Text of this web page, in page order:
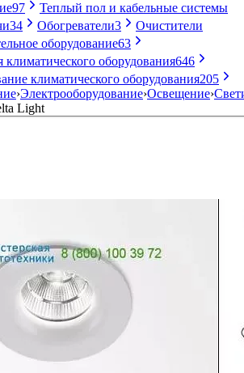
97
Теплый пол и кабельные системы
34 Обогреватели3
Очистители
оборудование63
оборудования646
климатического оборудования205
›Электрооборудование›Освещение›
Light